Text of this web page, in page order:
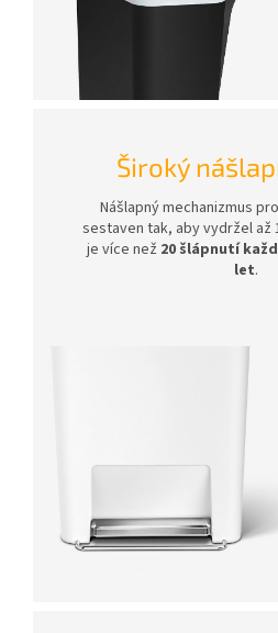
Široký
Nášlapný mechanizmus
sestaven tak, aby vydržel až
je více než 20 šlápnutí
let.